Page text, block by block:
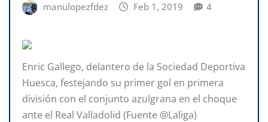
manulopezfdez Feb 1, 2019 4
Enric Gallego, delantero de la Sociedad Deportiva
Huesca, festejando su primer gol en primera
división con el conjunto azulgrana en el choque
ante el Real Valladolid (Fuente @Laliga)